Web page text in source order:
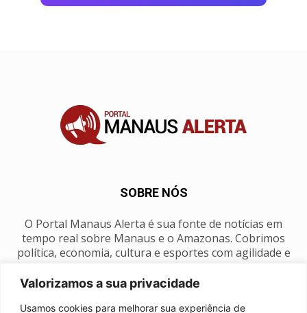
Valorizamos a sua privacidade
Usamos cookies para melhorar sua experiência de
SOBRE NÓS
O Portal Manaus Alerta é sua fonte de notícias em
tempo real sobre Manaus e o Amazonas. Cobrimos
política, economia, cultura e esportes com agilidade e